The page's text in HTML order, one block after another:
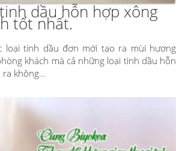
dầu hỗn hợp xông
tốt nhất.
loại tinh dầu đơn mới tạo ra mùi hương
khách mà cả những loại tinh dầu hỗn
không...